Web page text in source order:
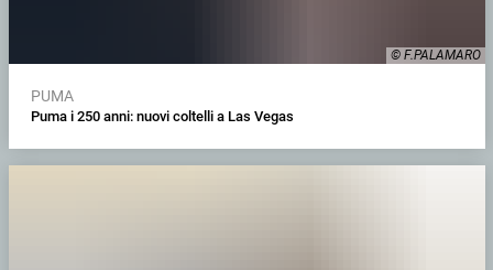
© F.PALAMARO
PUMA
Puma i 250 anni: nuovi coltelli a Las Vegas